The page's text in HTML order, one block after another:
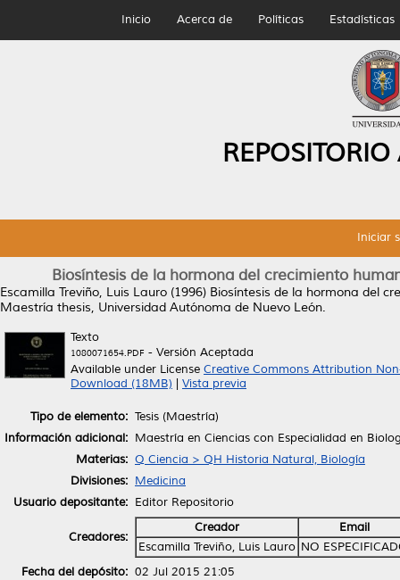
Inicio Acerca de Políticas Estadísticas
Iniciar
Biosíntesis de la hormona del crecimiento
Escamilla Treviño, Luis Lauro (1996) Biosíntesis de la hormona del
Maestría thesis, Universidad Autónoma de Nuevo León.
Texto
1080071654.PDF - Versión Aceptada
Available under License Creative Commons Attribution
Download (18MB)
Vista previa
Tipo de elemento: Tesis (Maestría)
Información adicional: Maestría en Ciencias con Especialidad en
Materias: Q Ciencia > QH Historia Natural, Biología
Divisiones: Medicina
Usuario depositante: Editor Repositorio
Creadores:
Creador
Email
Escamilla Treviño, Luis Lauro NO
Fecha del depósito: 02 Jul 2015 21:05